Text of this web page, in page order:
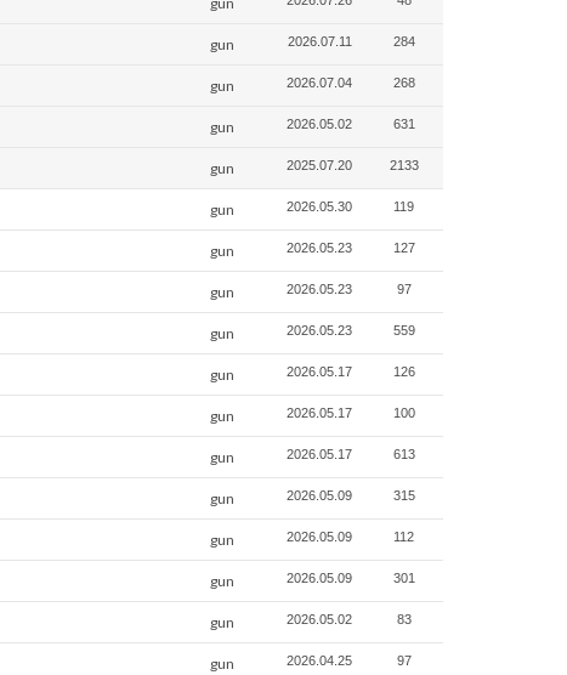
gun 2026.07.11 284
gun 2026.07.04 268
gun 2026.05.02 631
gun 2025.07.20 2133
gun 2026.05.30 119
gun 2026.05.23 127
gun 2026.05.23 97
gun 2026.05.23 559
gun 2026.05.17 126
gun 2026.05.17 100
gun 2026.05.17 613
gun 2026.05.09 315
gun 2026.05.09 112
gun 2026.05.09 301
gun 2026.05.02 83
gun 2026.04.25 97